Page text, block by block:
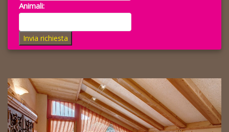
Animali:
Invia richiesta